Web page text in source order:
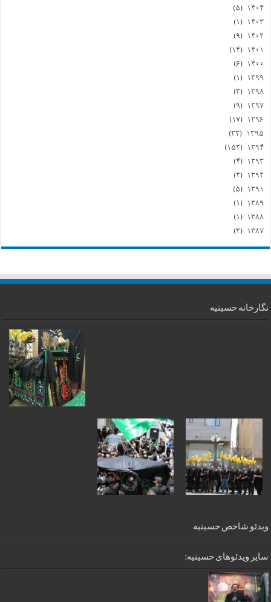
۱۴۰۴ (۵)
۱۴۰۳ (۱)
۱۴۰۲ (۹)
۱۴۰۱ (۱۴)
۱۴۰۰ (۶)
۱۳۹۹ (۱)
۱۳۹۸ (۳)
۱۳۹۷ (۹)
۱۳۹۶ (۱۷)
۱۳۹۵ (۳۲)
۱۳۹۴ (۱۵۲)
۱۳۹۳ (۴)
۱۳۹۲ (۲)
۱۳۹۱ (۵)
۱۳۸۹ (۱)
۱۳۸۸ (۱)
۱۳۸۷ (۲)
نگارخانه حسینیه
ویدئو شاخص حسینیه
سایر ویدئوهای حسینیه: